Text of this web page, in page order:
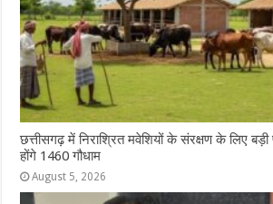
छत्तीसगढ़ में निराश्रित मवेशियों के संरक्षण के लिए
होंगे 1460 गौधाम
August 5, 2026